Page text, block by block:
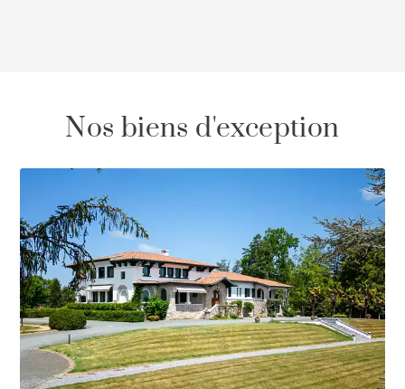
Nos biens d'exception
\/50.z-20(class="via-black/45 via-[9%] from-[0%] to-
[21%] to-transparent")